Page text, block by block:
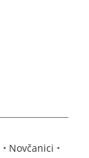
• Novčanici •